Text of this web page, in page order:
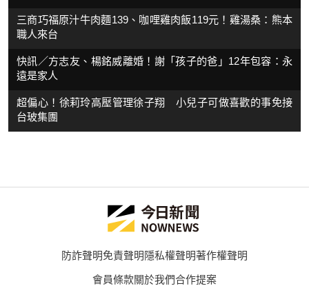
三商巧福原汁牛肉麵139、咖哩雞肉飯119元！雞湯桑：熊本
職人來台
快訊／方志友、楊銘威離婚！謝「孩子的爸」12年包容：永
遠是家人
超偏心！徐莉玲高壓管理徐子翔 小兒子可做喜歡的事免接
台玻集團
防詐聲明免責聲明隱私權聲明著作權聲明
會員條款關於我們合作提案